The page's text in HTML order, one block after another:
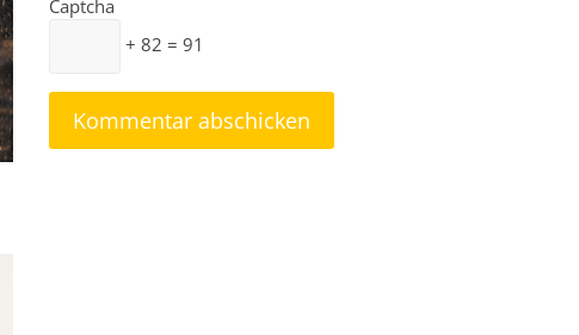
Captcha
+ 82 = 91